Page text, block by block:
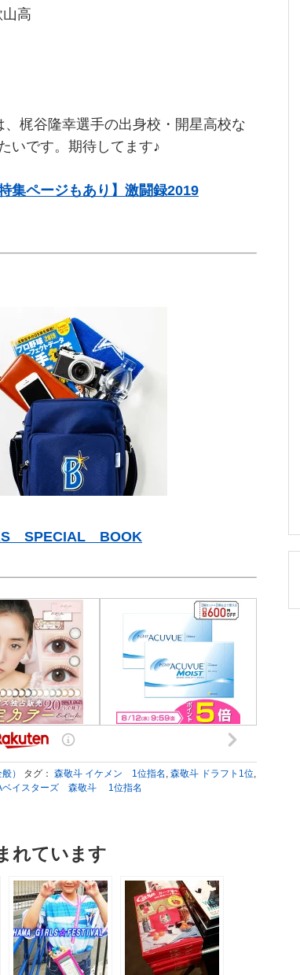
高
梶谷隆幸選手の出身校・開星高校な
いです。期待してます♪
集ページもあり】激闘録2019
SPECIAL BOOK
） タグ： 森敬斗 イケメン 1位指名 , 森敬斗 ドラフト1位,
ベイスターズ 森敬斗 1位指名
れています